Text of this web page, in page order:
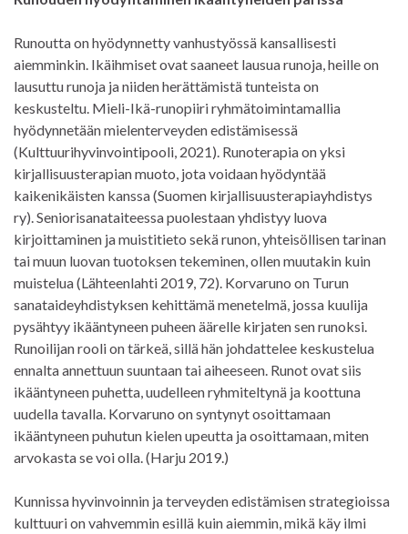
Runoutta on hyödynnetty vanhustyössä kansallisesti
aiemminkin. Ikäihmiset ovat saaneet lausua runoja, heille on
lausuttu runoja ja niiden herättämistä tunteista on
keskusteltu. Mieli-Ikä-runopiiri ryhmätoimintamallia
hyödynnetään mielenterveyden edistämisessä
(Kulttuurihyvinvointipooli, 2021). Runoterapia on yksi
kirjallisuusterapian muoto, jota voidaan hyödyntää
kaikenikäisten kanssa (Suomen kirjallisuusterapiayhdistys
ry). Seniorisanataiteessa puolestaan yhdistyy luova
kirjoittaminen ja muistitieto sekä runon, yhteisöllisen tarinan
tai muun luovan tuotoksen tekeminen, ollen muutakin kuin
muistelua (Lähteenlahti 2019, 72). Korvaruno on Turun
sanataideyhdistyksen kehittämä menetelmä, jossa kuulija
pysähtyy ikääntyneen puheen äärelle kirjaten sen runoksi.
Runoilijan rooli on tärkeä, sillä hän johdattelee keskustelua
ennalta annettuun suuntaan tai aiheeseen. Runot ovat siis
ikääntyneen puhetta, uudelleen ryhmiteltynä ja koottuna
uudella tavalla. Korvaruno on syntynyt osoittamaan
ikääntyneen puhutun kielen upeutta ja osoittamaan, miten
arvokasta se voi olla. (Harju 2019.)
Kunnissa hyvinvoinnin ja terveyden edistämisen strategioissa
kulttuuri on vahvemmin esillä kuin aiemmin, mikä käy ilmi